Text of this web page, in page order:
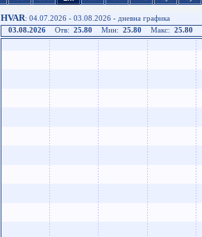
HVAR: 04.07.2026 - 03.08.2026 - дневна графика
03.08.2026
Отв: 25.80 Мин: 25.80 Макс: 25.80